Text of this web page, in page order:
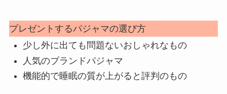
プレゼントするパジャマの選び方
少し外に出ても問題ないおしゃれなもの
人気のブランドパジャマ
機能的で睡眠の質が上がると評判のもの